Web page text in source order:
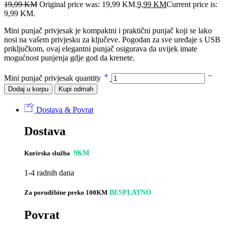
19,99KM Original price was: 19,99 KM.9,99 KMCurrent price is:
9,99 KM.
Mini punjač privjesak je kompaktni i praktični punjač koji se lako
nosi na vašem privjesku za ključeve. Pogodan za sve uređaje s USB
priključkom, ovaj elegantni punjač osigurava da uvijek imate
mogućnost punjenja gdje god da krenete.
Mini punjač privjesak quantity
Dodaj u korpu Kupi odmah
Dostava & Povrat
Dostava
Kurirska služba 9KM
1-4 radnih dana
Za porudžbine preko 100KM BESPLATNO
Povrat